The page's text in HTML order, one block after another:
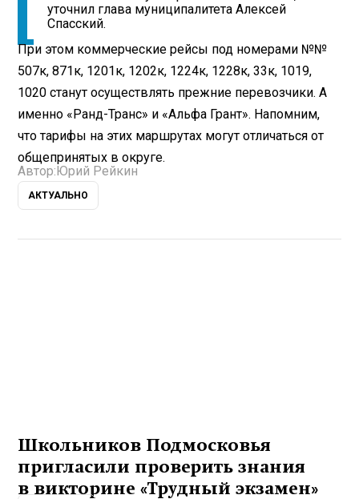
уточнил глава муниципалитета Алексей
Спасский.
При этом коммерческие рейсы под номерами №№
507к, 871к, 1201к, 1202к, 1224к, 1228к, 33к, 1019,
1020 станут осуществлять прежние перевозчики. А
именно «Ранд-Транс» и «Альфа Грант». Напомним,
что тарифы на этих маршрутах могут отличаться от
общепринятых в округе.
Автор: Юрий Рейкин
АКТУАЛЬНО
Школьников Подмосковья
пригласили проверить знания
в викторине «Трудный экзамен»